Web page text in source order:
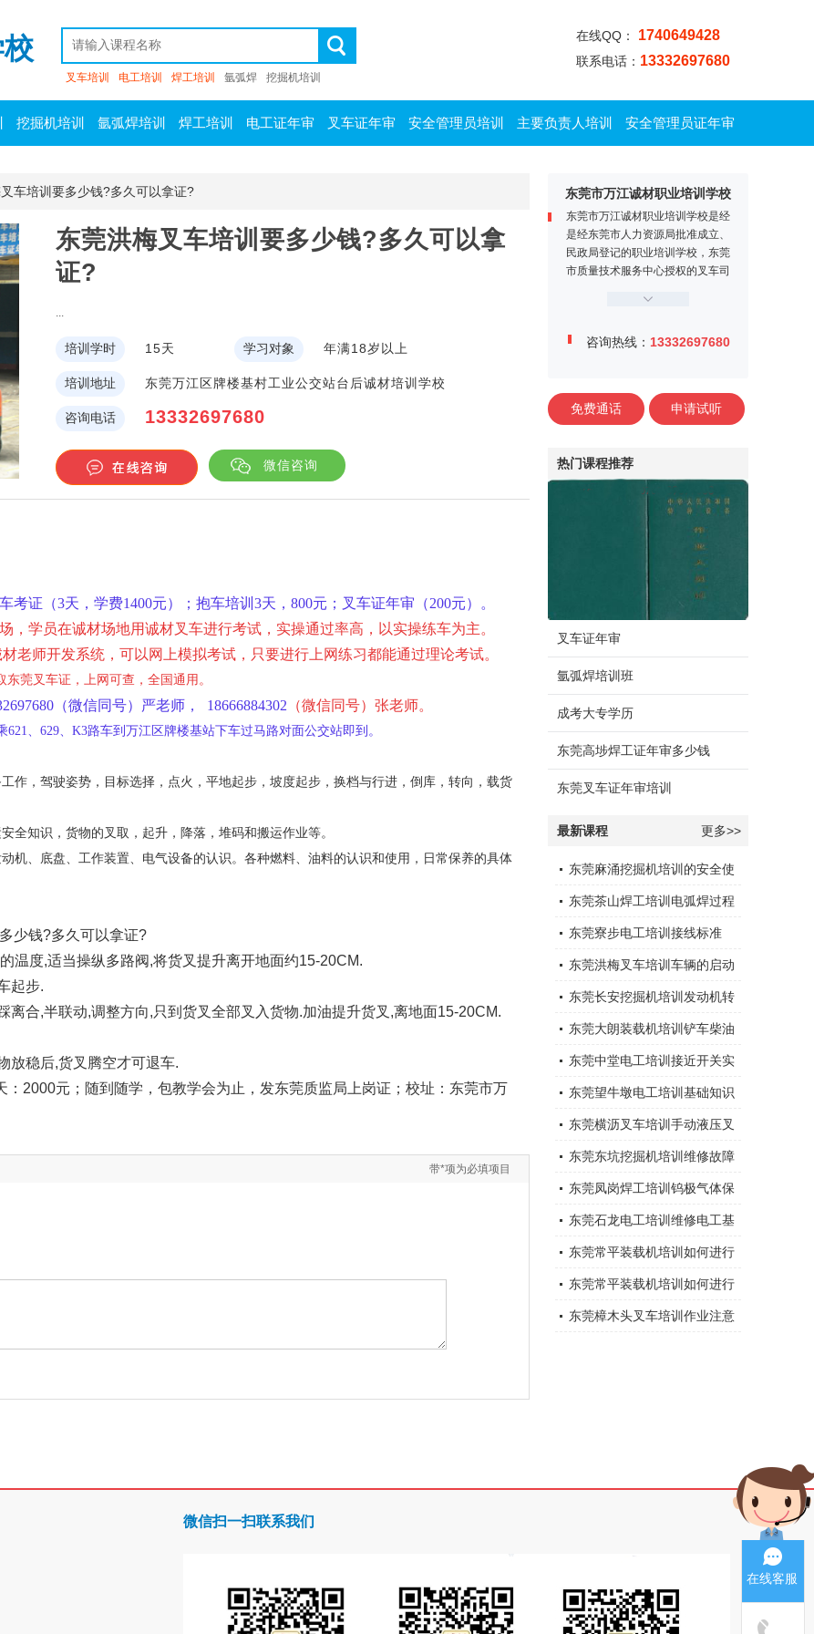
叉车培训 电工培训 焊工培训 氩弧焊 挖掘机培训
在线QQ： 1740649428
联系电话： 13332697680
挖掘机培训 氩弧焊培训 焊工培训 电工证年审 叉车证年审 安全管理员培训 主要负责人培训 安全管理员证年审
车培训要多少钱?多久可以拿证?
东莞洪梅叉车培训要多少钱?多久可以拿
证?
...
培训学时 15天 学习对象 年满18岁以上
培训地址 东莞万江区牌楼基村工业公交站台后诚材培训学校
咨询电话 13332697680
微信咨询
证（3天，学费1400元）；抱车培训3天，800元；叉车证年审（200元）。
，学员在诚材场地用诚材叉车进行考试，实操通过率高，以实操练车为主。
老师开发系统，可以网上模拟考试，只要进行上网练习都能通过理论考试。
莞叉车证，上网可查，全国通用。
（微信同号）严老师 ， 18666884302 （微信同号）张老师。
621、629、K3路车到万江区牌楼基站下车过马路对面公交站即到。
作，驾驶姿势，目标选择，点火，平地起步，坡度起步，换档与行进，倒库，转向，载货
全知识，货物的叉取，起升，降落，堆码和搬运作业等。
机、底盘、工作装置、电气设备的认识。各种燃料、油料的认识和使用，日常保养的具体
少钱?多久可以拿证?
温度,适当操纵多路阀,将货叉提升离开地面约15-20CM.
起步.
合,半联动,调整方向,只到货叉全部叉入货物.加油提升货叉,离地面15-20CM.
放稳后,货叉腾空才可退车.
2000元；随到随学，包教学会为止，发东莞质监局上岗证；校址：东莞市万
带*项为必填项目
东莞市万江诚材职业培训学校
东莞市万江诚材职业培训学校是经
是经东莞市人力资源局批准成立、
民政局登记的职业培训学校，东莞
市质量技术服务中心授权的叉车司
师资力量雄厚，学校内设电工实训
咨询热线： 13332697680
免费通话 申请试听
热门课程推荐
叉车证年审
氩弧焊培训班
成考大专学历
东莞高埗焊工证年审多少钱
东莞叉车证年审培训
最新课程 更多>>
东莞麻涌挖掘机培训的安全使
用
东莞茶山焊工培训电弧焊过程
中通常会采取以下措施
东莞寮步电工培训接线标准
东莞洪梅叉车培训车辆的启动
运行
东莞长安挖掘机培训发动机转
速下降
东莞大朗装载机培训铲车柴油
机突然停机的原因有那些，应
怎样处理？
东莞中堂电工培训接近开关实
物及接线应用
东莞望牛墩电工培训基础知识
东莞横沥叉车培训手动液压叉
车安全注意事项
东莞东坑挖掘机培训维修故障
大全
东莞凤岗焊工培训钨极气体保
护电弧焊
东莞石龙电工培训维修电工基
础知识大全总结
东莞常平装载机培训如何进行
装载机维修与保养？
东莞常平装载机培训如何进行
装载机维修与保养？
东莞樟木头叉车培训作业注意
微信扫一扫联系我们
在线客服